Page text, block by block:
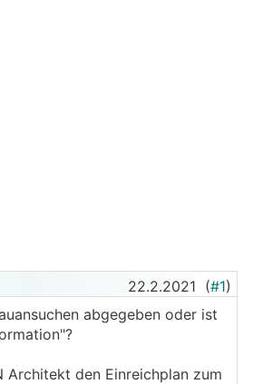
22.2.2021 (#1)
abgegeben oder ist
Architekt den Einreichplan zum